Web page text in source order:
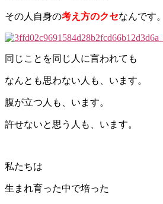
その人自身の考え方のクセなんです。
同じことを同じ人に言われても
なんとも思わない人も、います。
腹が立つ人も、います。
許せないと思う人も、います。
私たちは
生まれ育った中で培った